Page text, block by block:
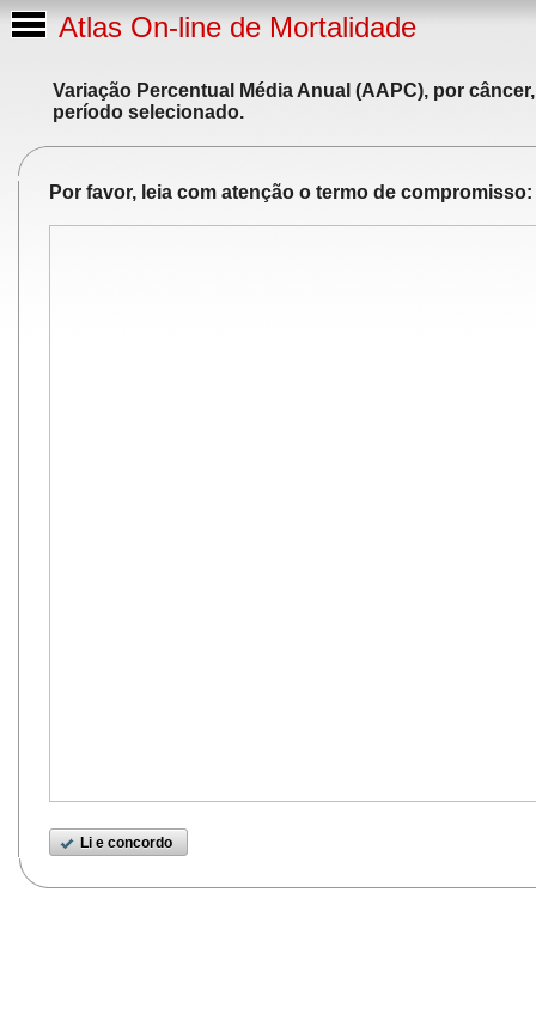
Atlas On-line de Mortalidade
Variação Percentual Média Anual (AAPC), por
período selecionado.
Por favor, leia com atenção o termo de compromisso:
Li e concordo